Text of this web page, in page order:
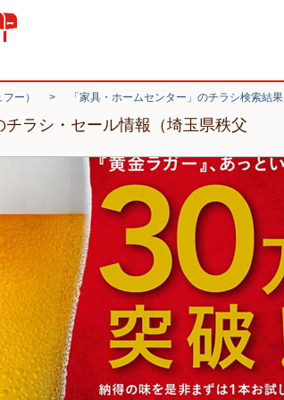
ー） > 「家具・ホームセンター」のチラシ検索結果
チラシ・セール情報（埼玉県秩父